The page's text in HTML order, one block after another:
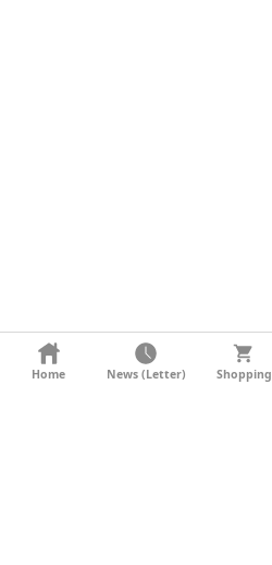
KONTAKT
Home News (Letter) Shopping